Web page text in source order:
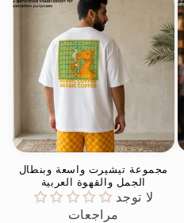
مجموعة تيشيرت واسعة وبنطال
الجمل والقهوة العربية
لا توجد
مراجعات